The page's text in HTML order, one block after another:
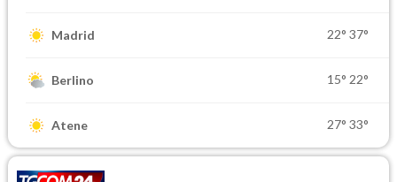
Madrid 22° 37°
Berlino 15° 22°
Atene 27° 33°